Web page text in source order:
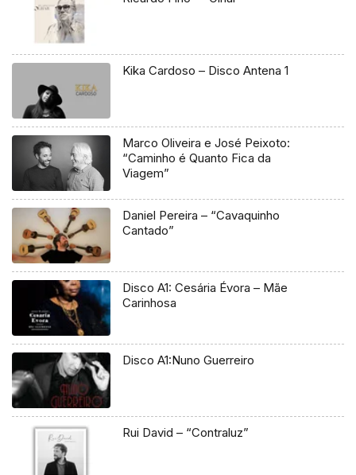
Kika Cardoso – Disco Antena 1
Marco Oliveira e José Peixoto:
“Caminho é Quanto Fica da
Viagem”
Daniel Pereira – “Cavaquinho
Cantado”
Disco A1: Cesária Évora – Mãe
Carinhosa
Disco A1:Nuno Guerreiro
Rui David – “Contraluz”